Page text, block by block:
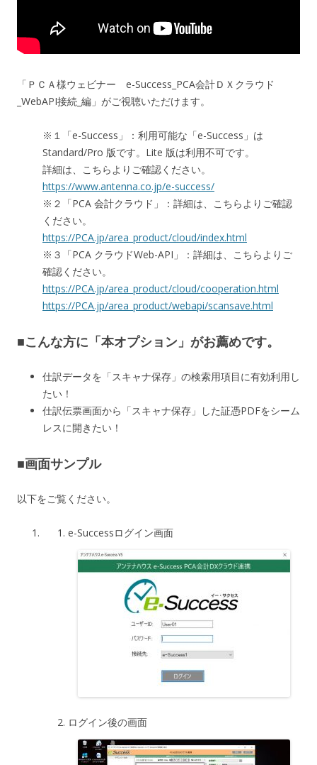
「ＰＣＡ様ウェビナー e-Success_PCA会計ＤＸクラウド
_WebAPI接続_編」がご視聴いただけます。
※１「e-Success」：利用可能な「e-Success」は
Standard/Pro 版です。Lite 版は利用不可です。
詳細は、こちらよりご確認ください。
https://www.antenna.co.jp/e-success/
※２「PCA 会計クラウド」：詳細は、こちらよりご確認
ください。
https://PCA.jp/area_product/cloud/index.html
※３「PCA クラウドWeb-API」：詳細は、こちらよりご
確認ください。
https://PCA.jp/area_product/cloud/cooperation.html
https://PCA.jp/area_product/webapi/scansave.html
■こんな方に「本オプション」がお薦めです。
仕訳データを「スキャナ保存」の検索用項目に有効利用し
たい！
仕訳伝票画面から「スキャナ保存」した証憑PDFをシーム
レスに開きたい！
■画面サンプル
以下をご覧ください。
e-Successログイン画面
ログイン後の画面